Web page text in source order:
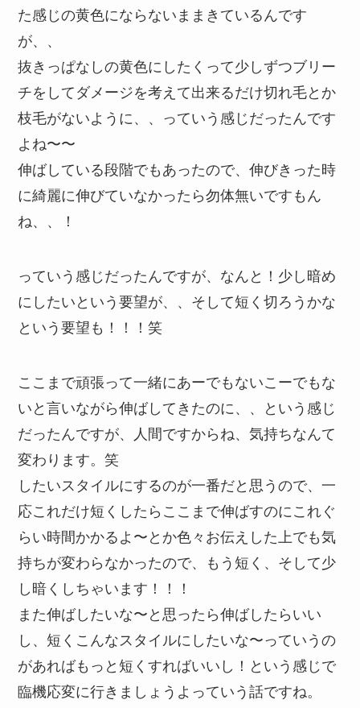
た感じの黄色にならないままきているんです
が、、
抜きっぱなしの黄色にしたくって少しずつブリー
チをしてダメージを考えて出来るだけ切れ毛とか
枝毛がないように、、っていう感じだったんです
よね〜〜
伸ばしている段階でもあったので、伸びきった時
に綺麗に伸びていなかったら勿体無いですもん
ね、、！
っていう感じだったんですが、なんと！少し暗め
にしたいという要望が、、そして短く切ろうかな
という要望も！！！笑
ここまで頑張って一緒にあーでもないこーでもな
いと言いながら伸ばしてきたのに、、という感じ
だったんですが、人間ですからね、気持ちなんて
変わります。笑
したいスタイルにするのが一番だと思うので、一
応これだけ短くしたらここまで伸ばすのにこれぐ
らい時間かかるよ〜とか色々お伝えした上でも気
持ちが変わらなかったので、もう短く、そして少
し暗くしちゃいます！！！
また伸ばしたいな〜と思ったら伸ばしたらいい
し、短くこんなスタイルにしたいな〜っていうの
があればもっと短くすればいいし！という感じで
臨機応変に行きましょうよっていう話ですね。